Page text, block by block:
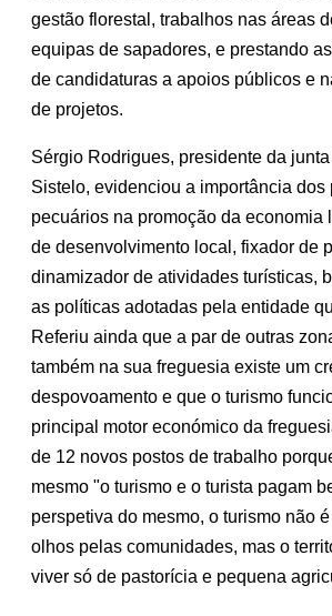
gestão florestal, trabalhos nas áreas
equipas de sapadores, e prestando
de candidaturas a apoios públicos e
de projetos.
Sérgio Rodrigues, presidente da
Sistelo, evidenciou a importância dos
pecuários na promoção da economia
de desenvolvimento local, fixador de
dinamizador de atividades turísticas,
as políticas adotadas pela entidade
Referiu ainda que a par de outras
também na sua freguesia existe um
despovoamento e que o turismo
principal motor económico da
de 12 novos postos de trabalho
mesmo "o turismo e o turista pagam
perspetiva do mesmo, o turismo não
olhos pelas comunidades, mas o
viver só de pastorícia e pequena